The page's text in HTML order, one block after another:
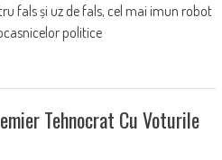
fals și uz de fals, cel mai imun robot
politice
Tehnocrat Cu Voturile